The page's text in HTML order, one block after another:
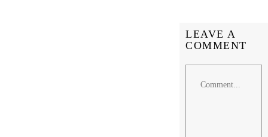
LEAVE A
COMMENT